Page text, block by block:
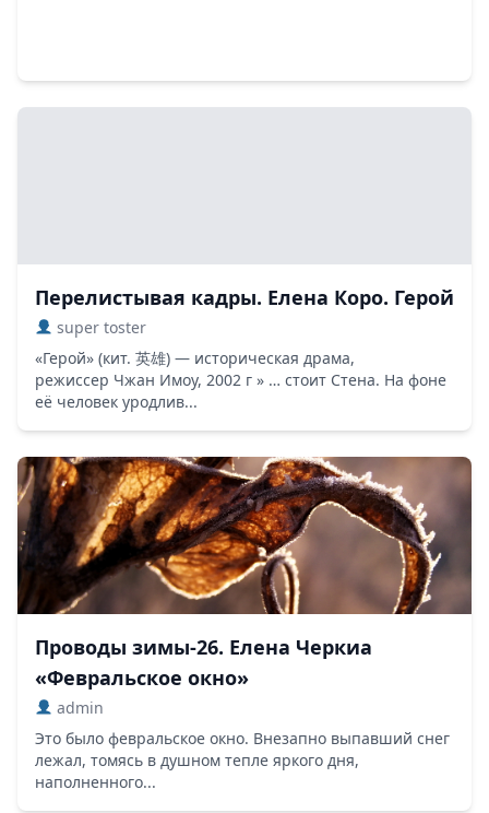
Перелистывая кадры. Елена Коро. Герой
super toster
«Герой» (кит. 英雄) — историческая драма,
режиссер Чжан Имоу, 2002 г » … стоит Стена. На фоне
её человек уродлив...
Проводы зимы-26. Елена Черкиа
«Февральское окно»
admin
Это было февральское окно. Внезапно выпавший снег
лежал, томясь в душном тепле яркого дня,
наполненного...